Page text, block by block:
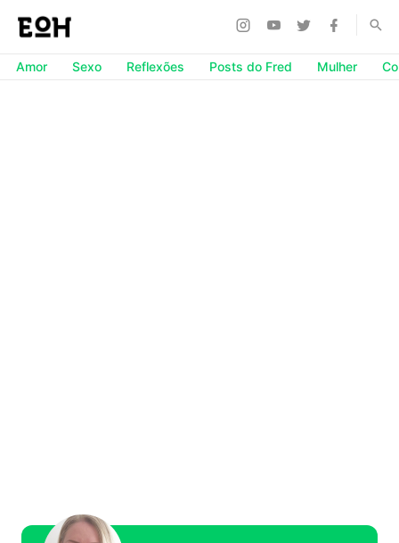
Amor Sexo Reflexões Posts do Fred Mulher